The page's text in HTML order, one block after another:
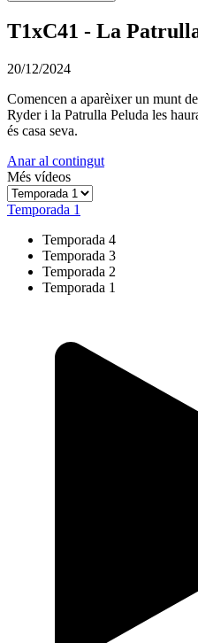
T1xC41 - La
20/12/2024
Comencen a aparèixer un munt
Ryder i la Patrulla Peluda les
és casa seva.
Anar al contingut
Més vídeos
Temporada 1
Temporada 4
Temporada 3
Temporada 2
Temporada 1